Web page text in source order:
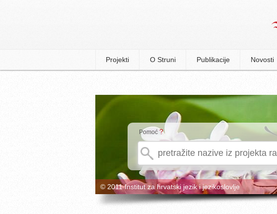
Projekti O Struni Publikacije Novosti
Pomoć ?
© 2011 Institut za hrvatski jezik i jezikoslovlje